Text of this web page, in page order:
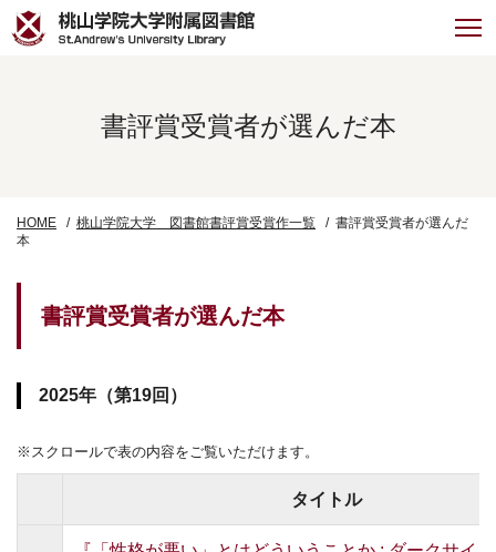
書評賞受賞者が選んだ本
HOME 桃山学院大学 図書館書評賞受賞作一覧
書評賞受賞者が選んだ
本
書評賞受賞者が選んだ本
2025年（第19回）
※スクロールで表の内容をご覧いただけます。
タイトル